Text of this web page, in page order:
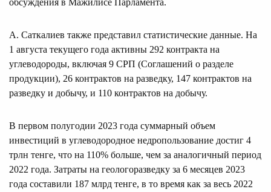
А. Саткалиев также представил статистические данные. На
1 августа текущего года активны 292 контракта на
углеводороды, включая 9 СРП (Соглашений о разделе
продукции), 26 контрактов на разведку, 147 контрактов на
разведку и добычу, и 110 контрактов на добычу.
В первом полугодии 2023 года суммарный объем
инвестиций в углеводородное недропользование достиг 4
трлн тенге, что на 110% больше, чем за аналогичный период
2022 года. Затраты на геологоразведку за 6 месяцев 2023
года составили 187 млрд тенге, в то время как за весь 2022